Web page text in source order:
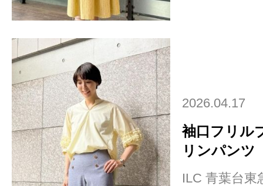
2026.04.17
袖口フリル
リンパンツ
ILC 青葉台